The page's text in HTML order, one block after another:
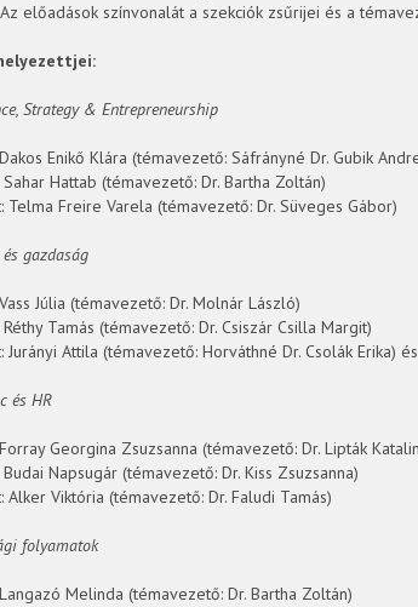
Az előadások színvonalát a szekciók zsűrijei és a
Strategy & Entrepreneurship
Enikő Klára (témavezető: Sáfrányné Dr. Gubik
Hattab (témavezető: Dr. Bartha Zoltán)
Telma Freire Varela (témavezető: Dr. Süveges Gábor)
gazdaság
Júlia (témavezető: Dr. Molnár László)
Tamás (témavezető: Dr. Csiszár Csilla Margit)
Jurányi Attila (témavezető: Horváthné Dr. Csolák Erika)
és HR
Georgina Zsuzsanna (témavezető: Dr. Lipták
Napsugár (témavezető: Dr. Kiss Zsuzsanna)
Alker Viktória (témavezető: Dr. Faludi Tamás)
folyamatok
Melinda (témavezető: Dr. Bartha Zoltán)